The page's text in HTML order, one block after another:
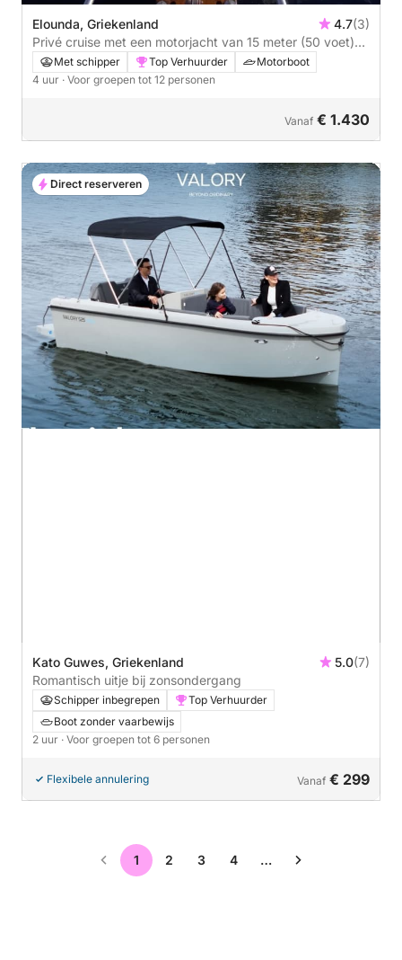
Elounda, Griekenland 4.7(3)
Privé cruise met een motorjacht van 15 meter (50 voet)
van de haven van Elounda naar Spinalonga en Mirabello
Bay (3-6 uur)
Met schipper Top Verhuurder
Motorboot
4 uur · Voor groepen tot 12 personen
Vanaf € 1.430
Kato Guwes, Griekenland 5.0(7)
Romantisch uitje bij zonsondergang
Schipper inbegrepen
Top Verhuurder
Boot zonder vaarbewijs
2 uur · Voor groepen tot 6 personen
Flexibele annulering Vanaf € 299
Direct reserveren
1 2 3 4 …